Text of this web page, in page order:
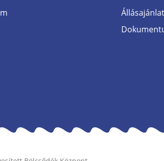
Állásajánlat